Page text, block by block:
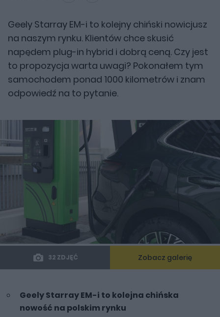
Geely Starray EM-i to kolejny chiński nowicjusz
na naszym rynku. Klientów chce skusić
napędem plug-in hybrid i dobrą ceną. Czy jest
to propozycja warta uwagi? Pokonałem tym
samochodem ponad 1000 kilometrów i znam
odpowiedź na to pytanie.
32 ZDJĘĆ Zobacz galerię
Geely Starray EM-i to kolejna chińska
nowość na polskim rynku